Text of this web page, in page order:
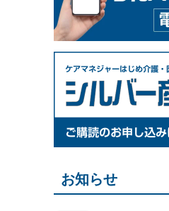
お知らせ